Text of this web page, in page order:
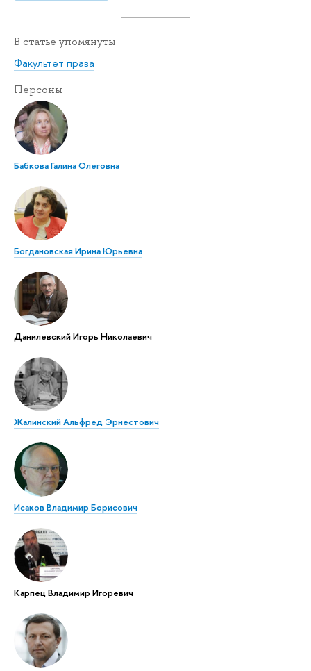
В статье упомянуты
Факультет права
Персоны
Бабкова Галина Олеговна
Богдановская Ирина Юрьевна
Данилевский Игорь Николаевич
Жалинский Альфред Эрнестович
Исаков Владимир Борисович
Карпец Владимир Игоревич